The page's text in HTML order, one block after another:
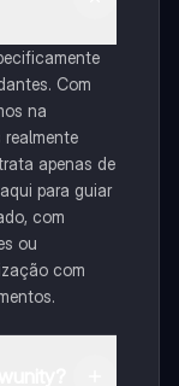
Com
na
apenas de
para guiar
com
ou
com